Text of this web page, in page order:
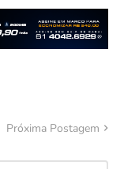
Próxima Postagem